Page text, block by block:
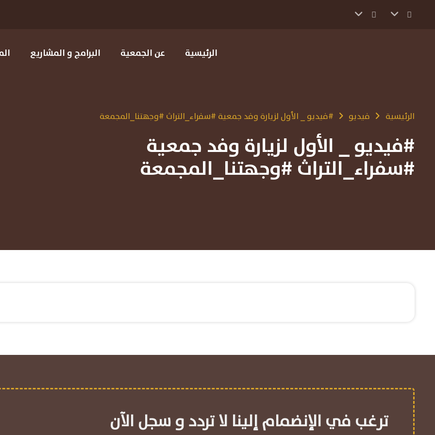
الرئيسية عن الجمعية البرامج و المشاريع
الرئيسية فيديو #فيديو _ الأول لزيارة وفد جمعية #سفراء_التراث #وجهتنا_المجمعة
#فيديو _ الأول لزيارة وفد جمعية
#سفراء_التراث #وجهتنا_المجمعة
ترغب في الإنضمام إلينا لا تردد و سجل الآن